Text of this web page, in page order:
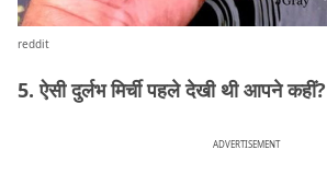
reddit
5. ऐसी दुर्लभ मिर्ची पहले देखी थी आपने कहीं?
ADVERTISEMENT